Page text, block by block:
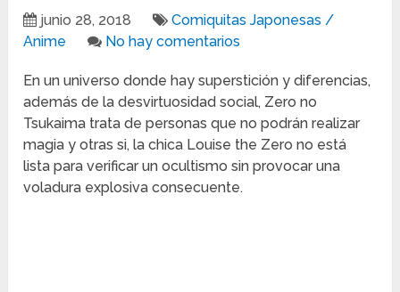
junio 28, 2018
Comiquitas Japonesas /
Anime
No hay comentarios
En un universo donde hay superstición y diferencias,
además de la desvirtuosidad social, Zero no
Tsukaima trata de personas que no podrán realizar
magia y otras si, la chica Louise the Zero no está
lista para verificar un ocultismo sin provocar una
voladura explosiva consecuente.